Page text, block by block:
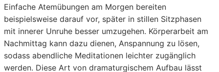
Einfache Atemübungen am Morgen bereiten
beispielsweise darauf vor, später in stillen Sitzphasen
mit innerer Unruhe besser umzugehen. Körperarbeit am
Nachmittag kann dazu dienen, Anspannung zu lösen,
sodass abendliche Meditationen leichter zugänglich
werden. Diese Art von dramaturgischem Aufbau lässt